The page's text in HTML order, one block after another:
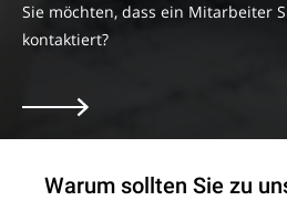
Sie möchten, dass ein Mitarbeiter
kontaktiert?
Warum sollten Sie zu